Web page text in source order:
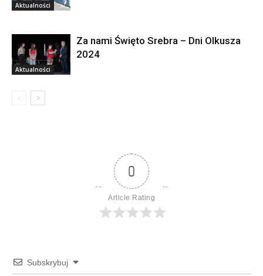
Aktualności
Aktualności
Za nami Święto Srebra – Dni Olkusza
2024
0
Article Rating
Subskrybuj